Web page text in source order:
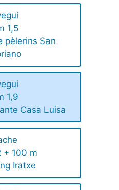
1,5
pèlerins San
1,9
Casa Luisa
+ 100 m
Iratxe